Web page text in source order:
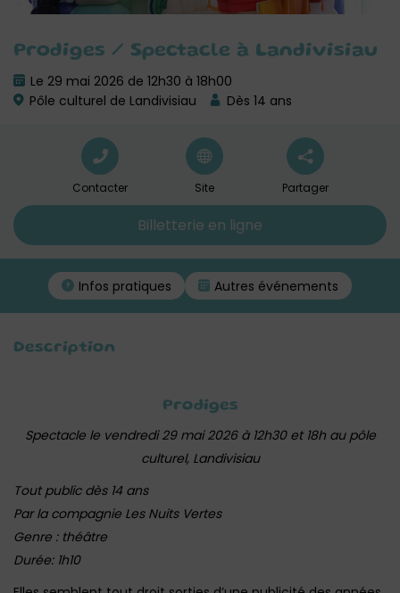
Prodiges / Spectacle à Landivisiau
Le 29 mai 2026 de 12h30 à 18h00
Pôle culturel de Landivisiau
Dès 14 ans
Contacter Site Partager
Billetterie en ligne
Infos pratiques Autres événements
Description
Prodiges
Spectacle le vendredi 29 mai 2026 à 12h30 et 18h au pôle
culturel, Landivisiau
Tout public dès 14 ans
Par la compagnie Les Nuits Vertes
Genre : théâtre
Durée: 1h10